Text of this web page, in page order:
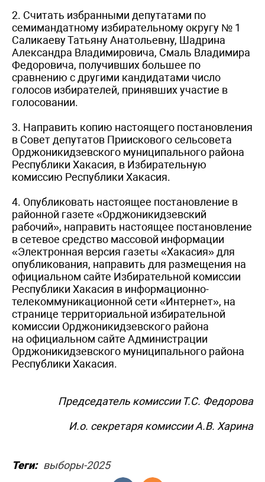
2. Считать избранными депутатами по
семимандатному избирательному округу № 1
Саликаеву Татьяну Анатольевну, Шадрина
Александра Владимировича, Смаль Владимира
Федоровича, получивших большее по
сравнению с другими кандидатами число
голосов избирателей, принявших участие в
голосовании.
3. Направить копию настоящего постановления
в Совет депутатов Приискового сельсовета
Орджоникидзевского муниципального района
Республики Хакасия, в Избирательную
комиссию Республики Хакасия.
4. Опубликовать настоящее постановление в
районной газете «Орджоникидзевский
рабочий», направить настоящее постановление
в сетевое средство массовой информации
«Электронная версия газеты «Хакасия» для
опубликования, направить для размещения на
официальном сайте Избирательной комиссии
Республики Хакасия в информационно-
телекоммуникационной сети «Интернет», на
странице территориальной избирательной
комиссии Орджоникидзевского района
на официальном сайте Администрации
Орджоникидзевского муниципального района
Республики Хакасия.
Председатель комиссии Т.С. Федорова
И.о. секретаря комиссии А.В. Харина
Теги: выборы-2025